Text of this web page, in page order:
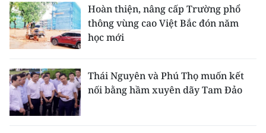
Hoàn thiện, nâng cấp Trường phổ
thông vùng cao Việt Bắc đón năm
học mới
Thái Nguyên và Phú Thọ muốn kết
nối bằng hầm xuyên dãy Tam Đảo